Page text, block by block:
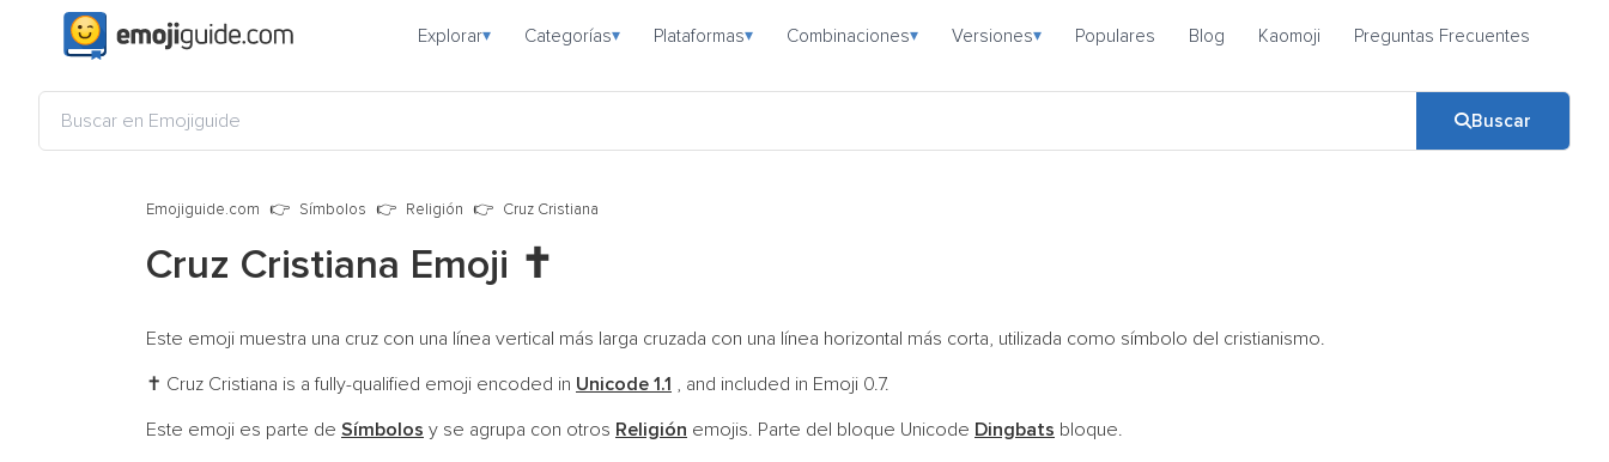
Explorar▾ Categorías▾ Plataformas▾ Combinaciones▾ Versiones▾ Populares Blog Kaomoji Preguntas Frecuentes
Buscar
Emojiguide.com Símbolos Religión Cruz Cristiana
Cruz Cristiana Emoji ✝️
Este emoji muestra una cruz con una línea vertical más larga cruzada con una línea horizontal más corta, utilizada como símbolo del cristianismo.
✝️ Cruz Cristiana is a fully-qualified emoji encoded in Unicode 1.1 , and included in Emoji 0.7.
Este emoji es parte de Símbolos y se agrupa con otros Religión emojis. Parte del bloque Unicode Dingbats bloque.